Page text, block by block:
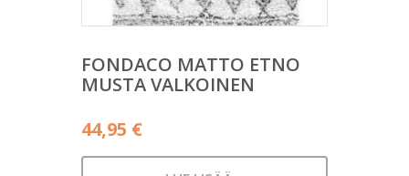
FONDACO MATTO ETNO
MUSTA VALKOINEN
44,95 €